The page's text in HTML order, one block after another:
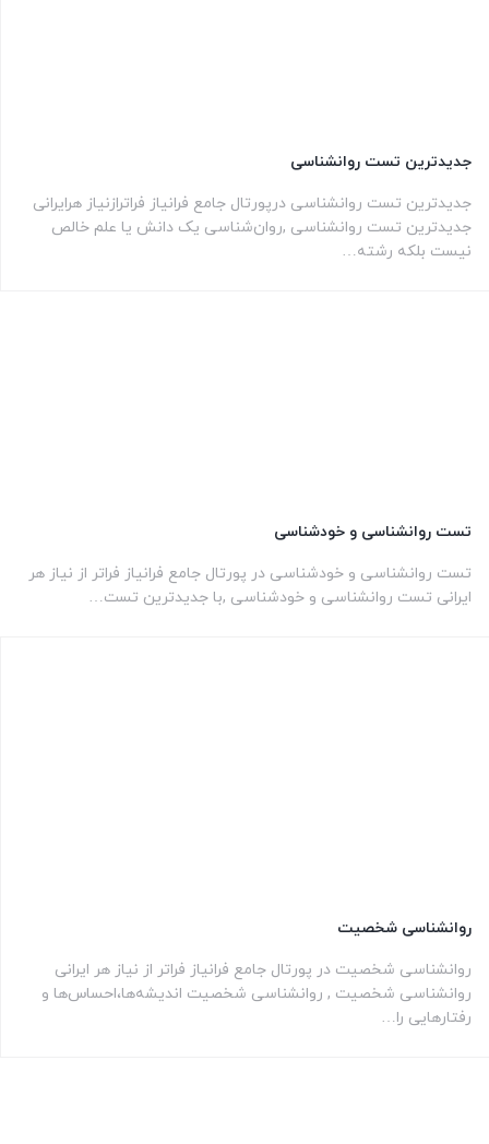
جدیدترین تست روانشناسی
جدیدترین تست روانشناسی درپورتال جامع فرانیاز فراترازنیاز هرایرانی
جدیدترین تست روانشناسی ,روان‌شناسی یک دانش یا علم خالص
نیست بلکه رشته…
تست روانشناسی و خودشناسی
تست روانشناسی و خودشناسی در پورتال جامع فرانیاز فراتر از نیاز هر
ایرانی تست روانشناسی و خودشناسی ,با جدیدترین تست…
روانشناسی شخصیت
روانشناسی شخصیت در پورتال جامع فرانیاز فراتر از نیاز هر ایرانی
روانشناسی شخصیت , روانشناسی شخصیت اندیشه‌ها،احساس‌ها و
رفتار‌هایی را…